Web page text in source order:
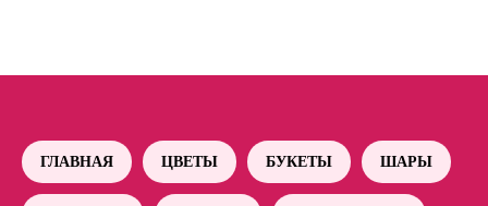
ГЛАВНАЯ ЦВЕТЫ БУКЕТЫ ШАРЫ